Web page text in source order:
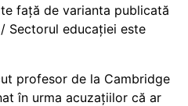
față de varianta publicată
Sectorul educației este
profesor de la Cambridge
în urma acuzațiilor că ar